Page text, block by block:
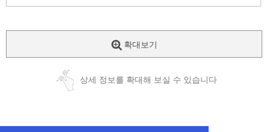
확대보기
상세 정보를 확대해 보실 수 있습니다